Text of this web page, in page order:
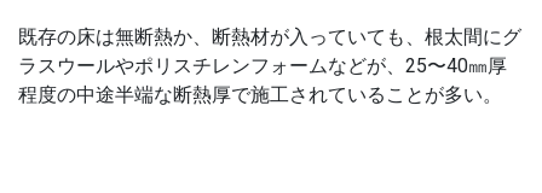
既存の床は無断熱か、断熱材が入っていても、根太間にグ
ラスウールやポリスチレンフォームなどが、25〜40㎜厚
程度の中途半端な断熱厚で施工されていることが多い。